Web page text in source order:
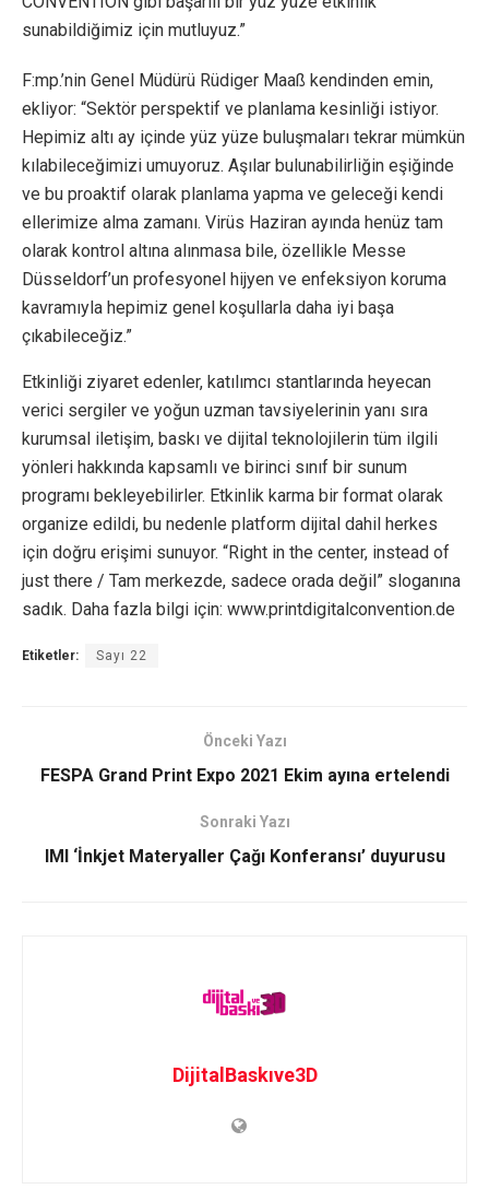
sunabildiğimiz için mutluyuz.”
F:mp.’nin Genel Müdürü Rüdiger Maaß kendinden emin,
ekliyor: “Sektör perspektif ve planlama kesinliği istiyor.
Hepimiz altı ay içinde yüz yüze buluşmaları tekrar mümkün
kılabileceğimizi umuyoruz. Aşılar bulunabilirliğin eşiğinde
ve bu proaktif olarak planlama yapma ve geleceği kendi
ellerimize alma zamanı. Virüs Haziran ayında henüz tam
olarak kontrol altına alınmasa bile, özellikle Messe
Düsseldorf’un profesyonel hijyen ve enfeksiyon koruma
kavramıyla hepimiz genel koşullarla daha iyi başa
çıkabileceğiz.”
Etkinliği ziyaret edenler, katılımcı stantlarında heyecan
verici sergiler ve yoğun uzman tavsiyelerinin yanı sıra
kurumsal iletişim, baskı ve dijital teknolojilerin tüm ilgili
yönleri hakkında kapsamlı ve birinci sınıf bir sunum
programı bekleyebilirler. Etkinlik karma bir format olarak
organize edildi, bu nedenle platform dijital dahil herkes
için doğru erişimi sunuyor. “Right in the center, instead of
just there / Tam merkezde, sadece orada değil” sloganına
sadık. Daha fazla bilgi için: www.printdigitalconvention.de
Etiketler: Sayı 22
Önceki Yazı
FESPA Grand Print Expo 2021 Ekim ayına ertelendi
Sonraki Yazı
IMI ‘İnkjet Materyaller Çağı Konferansı’ duyurusu
DijitalBaskıve3D